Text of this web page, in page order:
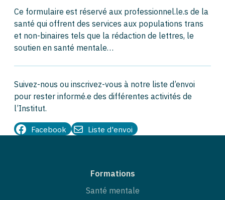
Ce formulaire est réservé aux professionnel.le.s de la
santé qui offrent des services aux populations trans
et non-binaires tels que la rédaction de lettres, le
soutien en santé mentale…
Suivez-nous ou inscrivez-vous à notre liste d’envoi
pour rester informé.e des différentes activités de
l’Institut.
Facebook Liste d'envoi
Formations
Santé mentale